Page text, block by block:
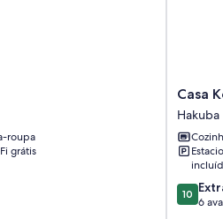
roupa
grátis
Casa
Kokoro
Hakuba
Hakuba
Casa
Hakuba
10.0
de
10
6